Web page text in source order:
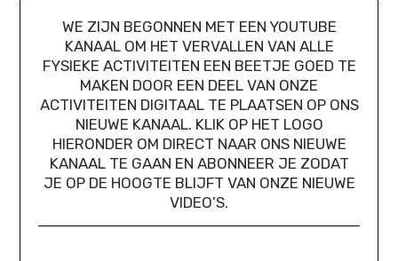
WE ZIJN BEGONNEN MET EEN YOUTUBE
KANAAL OM HET VERVALLEN VAN ALLE
FYSIEKE ACTIVITEITEN EEN BEETJE GOED TE
MAKEN DOOR EEN DEEL VAN ONZE
ACTIVITEITEN DIGITAAL TE PLAATSEN OP ONS
NIEUWE KANAAL. KLIK OP HET LOGO
HIERONDER OM DIRECT NAAR ONS NIEUWE
KANAAL TE GAAN EN ABONNEER JE ZODAT
JE OP DE HOOGTE BLIJFT VAN ONZE NIEUWE
VIDEO’S.